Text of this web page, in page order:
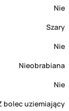
Nie
Szary
Nie
Nieobrabiana
Nie
bolec uziemiający